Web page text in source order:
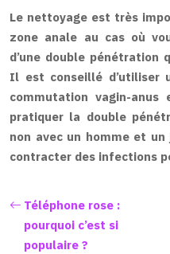
Le nettoyage est très
zone anale au cas où
d’une double pénétration
Il est conseillé d’utiliser
commutation vagin-anus
pratiquer la double
non avec un homme et
contracter des infections
Téléphone rose :
pourquoi c’est si
populaire ?